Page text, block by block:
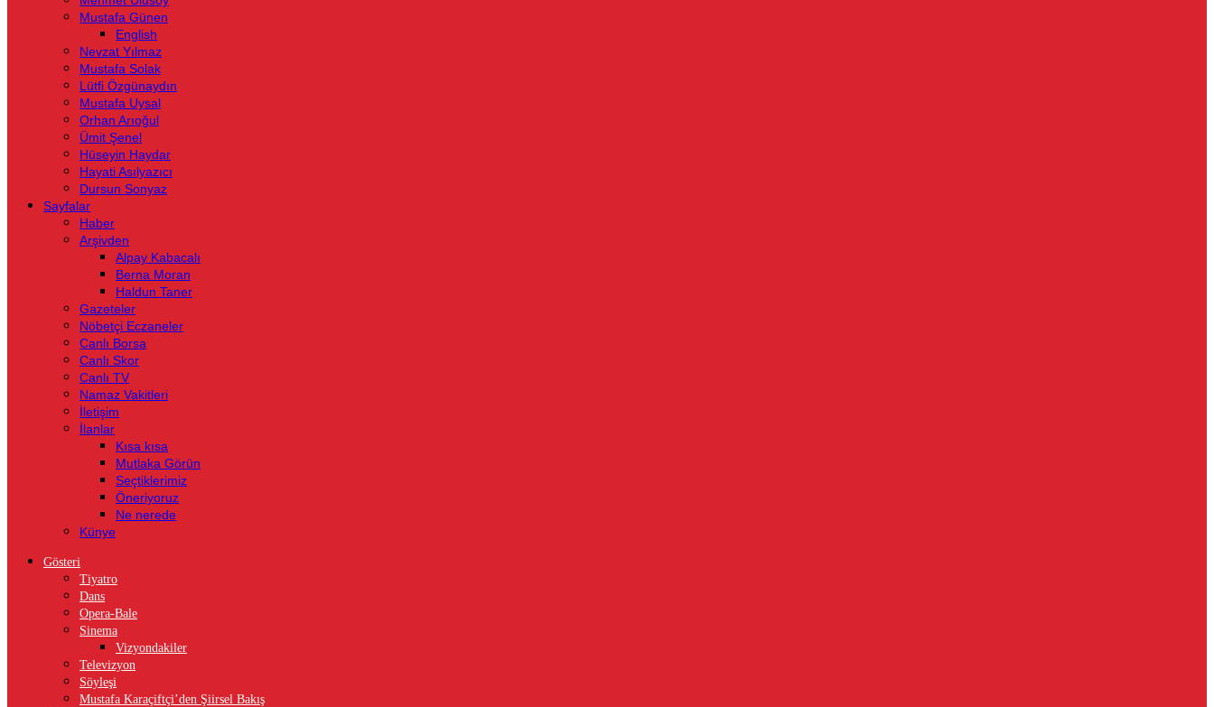
Mustafa Günen
English
Nevzat Yılmaz
Mustafa Solak
Lütfi Özgünaydın
Mustafa Uysal
Orhan Arıoğul
Ümit Şenel
Hüseyin Haydar
Hayati Asılyazıcı
Dursun Sonyaz
Sayfalar
Haber
Arşivden
Alpay Kabacalı
Berna Moran
Haldun Taner
Gazeteler
Nöbetçi Eczaneler
Canlı Borsa
Canlı Skor
Canlı TV
Namaz Vakitleri
İletişim
İlanlar
Kısa kısa
Mutlaka Görün
Seçtiklerimiz
Öneriyoruz
Ne nerede
Künye
Gösteri
Tiyatro
Dans
Opera-Bale
Sinema
Vizyondakiler
Televizyon
Söyleşi
Mustafa Karaçiftçi’den Şiirsel Bakış